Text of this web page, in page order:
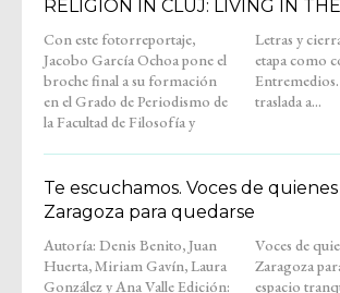
RELIGION IN CLUJ: LIVING IN
Con este fotorreportaje,
Jacobo García Ochoa pone el
broche final a su formación
en el Grado de Periodismo de
la Facultad de Filosofía y
Letras y cierra también su
etapa como colaborador de
Entremedios. Su trabajo nos
traslada a...
Te escuchamos. Voces de
Zaragoza para quedarse
Autoría: Denis Benito, Juan
Huerta, Miriam Gavín, Laura
González y Ana Valle Edición:
Voces de quienes llegaron a
Zaragoza para quedarse”. Un
espacio tranquilo, hecho para